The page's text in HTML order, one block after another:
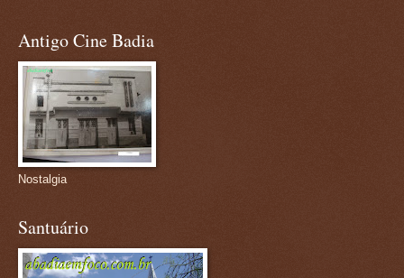
Antigo Cine Badia
Nostalgia
Santuário